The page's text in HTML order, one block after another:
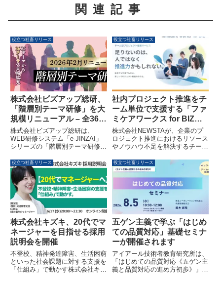
関連記事
役立つ社畜リリース
株式会社ビズアップ総研、
「階層別テーマ研修」を大
規模リニューアル – 全36テ
ーマに4階層コンテンツと
理解度チェックテストを完
備
株式会社ビズアップ総研は、
WEB研修システム「e-JINZAI」
シリーズの「階層別テーマ研修」
全36テーマに新人から幹部まで
の4階層向けコンテンツと理解度
チェックテストを完備し、組織全
体の成長を支援します。
役立つ社畜リリース
社内プロジェクト推進をチ
ーム単位で支援する「ファ
ミケアワークス for BIZ」
が提供開始
株式会社NEWSTAが、企業のプ
ロジェクト推進におけるリソース
やノウハウ不足を解決するチーム
for BIZ」の提供を開始しまし
た。採用や外部委託とは異なる新
しいソリューションで、必要な機
能を必要な分だけ、経験豊富なプ
ロフェッショナルチームが支援し
ます。
役立つ社畜リリース
株式会社キズキ、20代でマ
ネージャーを目指せる採用
説明会を開催
不登校、精神発達障害、生活困窮
といった社会課題に対する支援を
「仕組み」で動かす株式会社キズ
役立つ社畜リリース
五ゲン主義で学ぶ「はじめ
ての品質対応」基礎セミナ
ーが開催されます
アイアール技術者教育研究所は、
「はじめての品質対応《五ゲン主
義と品質対応の進め方初歩》」と